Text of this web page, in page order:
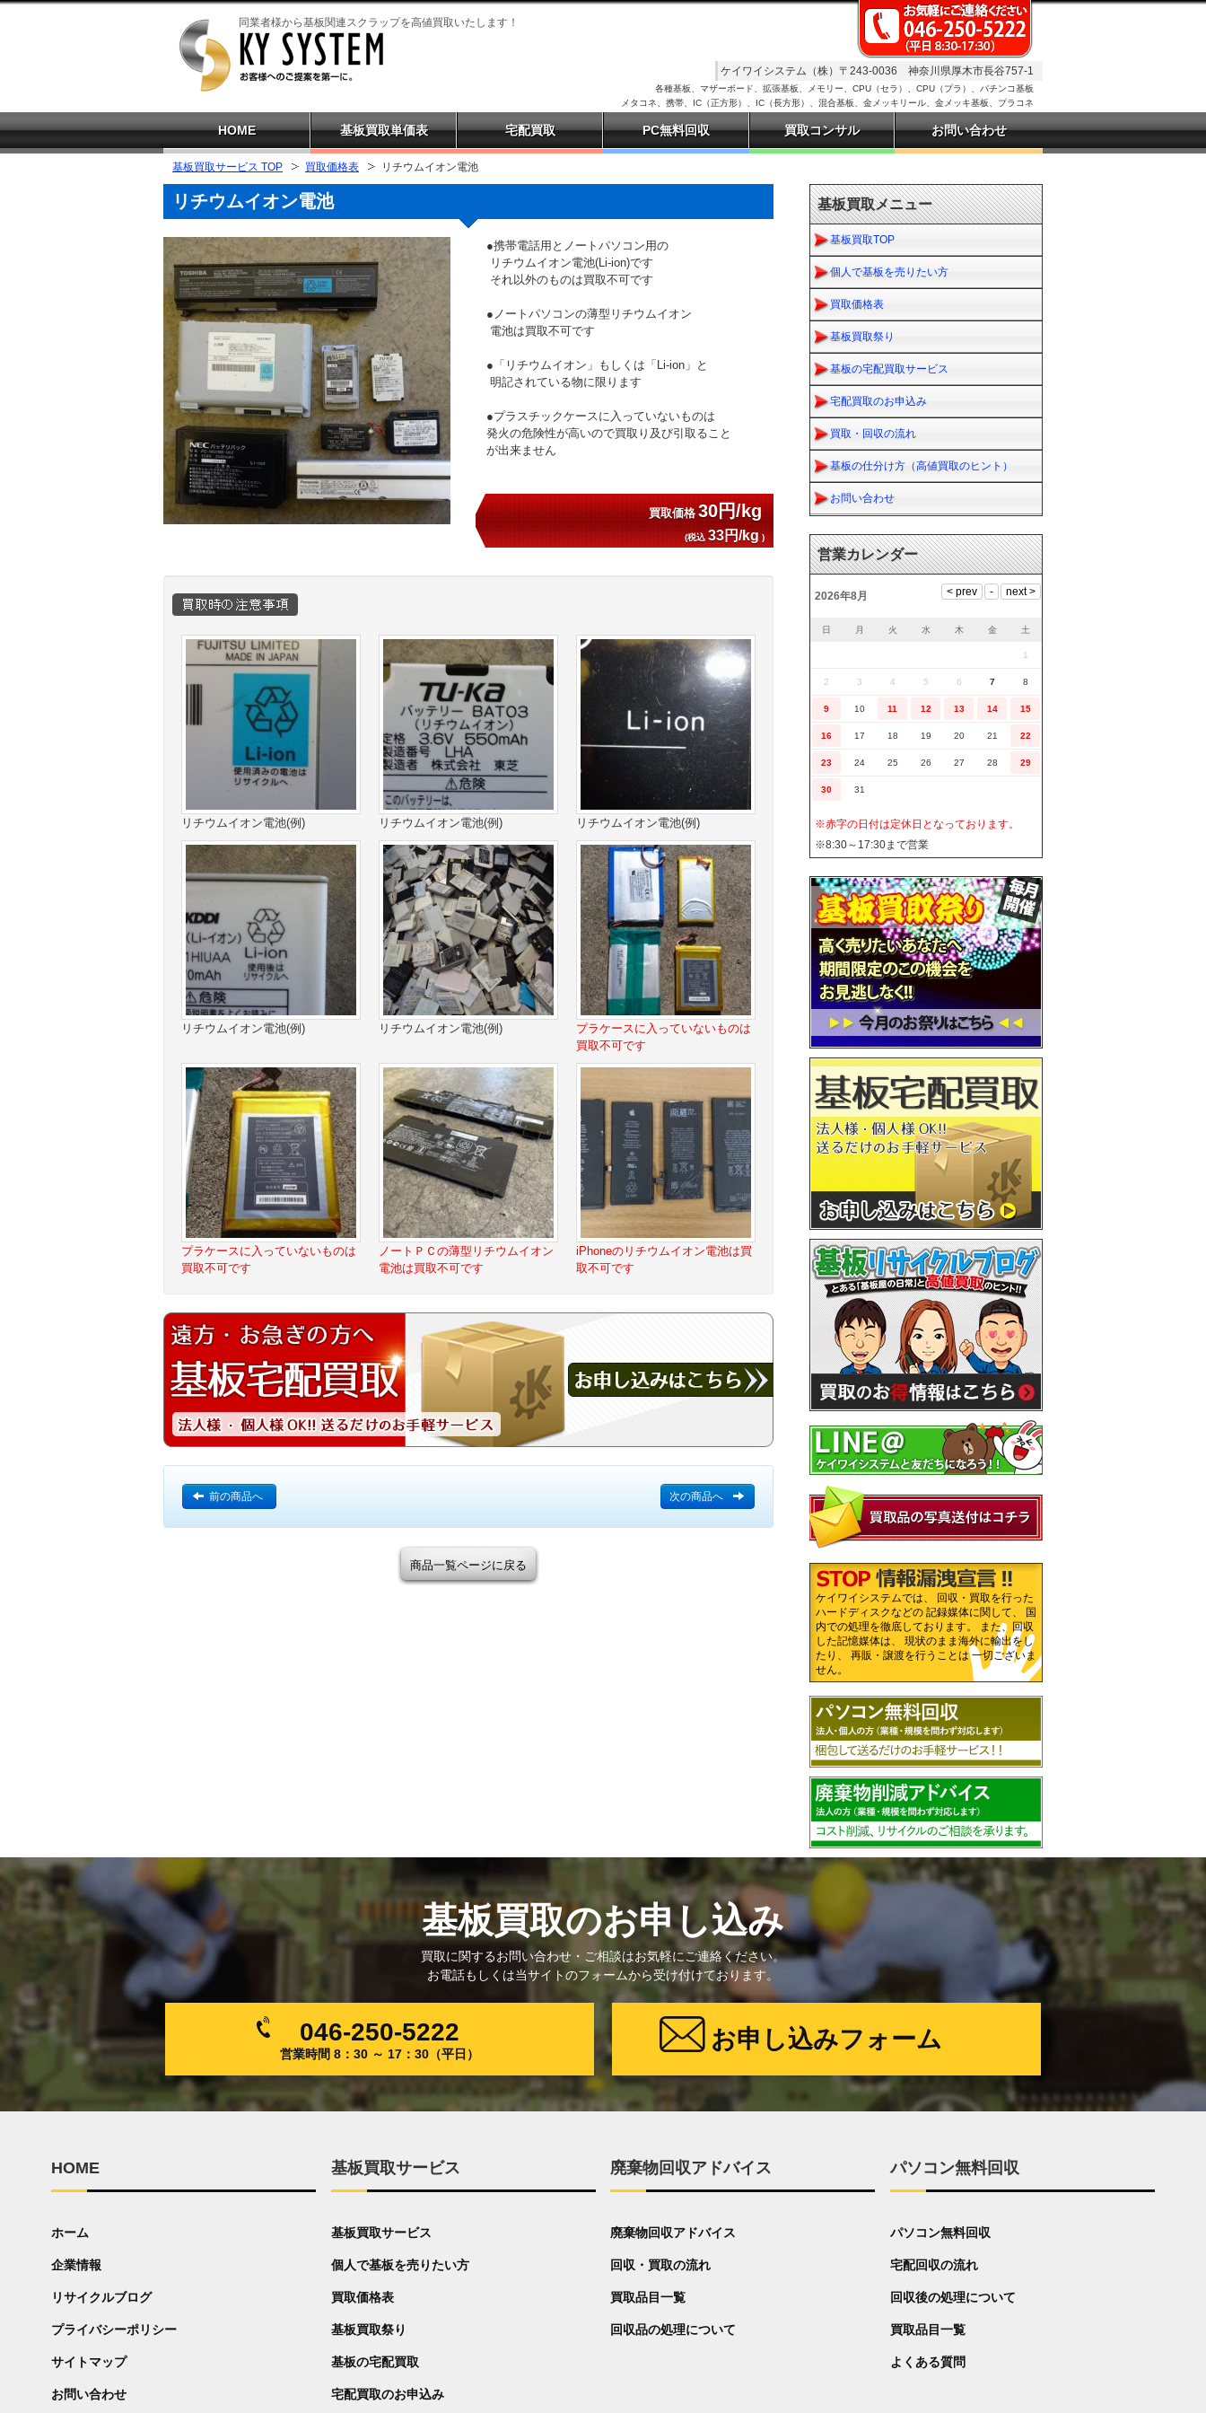
基板買取サービス TOP 買取価格表 リチウムイオン電池
リチウムイオン電池
●携帯電話用とノートパソコン用の
●ノートパソコンの薄型リチウムイオン
●「リチウムイオン」もしくは「Li-ion」と
●プラスチックケースに入っていないものは
発火の危険性が高いので買取り及び引取ること
が出来ません
買取価格 30円/kg
(税込 33円/kg )
リチウムイオン電池(例) リチウムイオン電池(例) リチウムイオン電池(例)
リチウムイオン電池(例) リチウムイオン電池(例)
プラケースに入っていないものは
買取不可です
プラケースに入っていないものは
買取不可です
ノートＰＣの薄型リチウムイオン
電池は買取不可です
iPhoneのリチウムイオン電池は買
取不可です
前の商品へ 次の商品へ
商品一覧ページに戻る
基板買取メニュー
基板買取TOP
個人で基板を売りたい方
買取価格表
基板買取祭り
基板の宅配買取サービス
宅配買取のお申込み
買取・回収の流れ
基板の仕分け方（高値買取のヒント）
お問い合わせ
営業カレンダー
2026年8月
日 月 火 水 木 金 土
1
2 3 4 5 6 7 8
9 10 11 12 13 14 15
16 17 18 19 20 21 22
23 24 25 26 27 28 29
30 31
※赤字の日付は定休日となっております。
※8:30～17:30まで営業
ケイワイシステムでは、 回収・買取を行った
ハードディスクなどの 記録媒体に関して、 国
内での処理を徹底しております。 また、回収
した記憶媒体は、 現状のまま海外に輸出をし
たり、 再販・譲渡を行うことは 一切ございま
せん。
基板買取のお申し込み
買取に関するお問い合わせ・ご相談はお気軽にご連絡ください。
お電話もしくは当サイトのフォームから受け付けております。
046-250-5222
営業時間 8：30 ～ 17：30（平日）
お申し込みフォーム
HOME
ホーム
企業情報
リサイクルブログ
プライバシーポリシー
サイトマップ
お問い合わせ
基板買取サービス
基板買取サービス
個人で基板を売りたい方
買取価格表
基板買取祭り
基板の宅配買取
宅配買取のお申込み
廃棄物回収アドバイス
廃棄物回収アドバイス
回収・買取の流れ
買取品目一覧
回収品の処理について
パソコン無料回収
パソコン無料回収
宅配回収の流れ
回収後の処理について
買取品目一覧
よくある質問
同業者様から基板関連スクラップを高値買取いたします！
各種基板、マザーボード、拡張基板、メモリー、CPU（セラ）、CPU（プラ）、パチンコ基板
メタコネ、携帯、IC（正方形）、IC（長方形）、混合基板、金メッキリール、金メッキ基板、プラコネ
ケイワイシステム（株）〒243-0036 神奈川県厚木市長谷757-1
HOME 基板買取単価表 宅配買取 PC無料回収 買取コンサル お問い合わせ